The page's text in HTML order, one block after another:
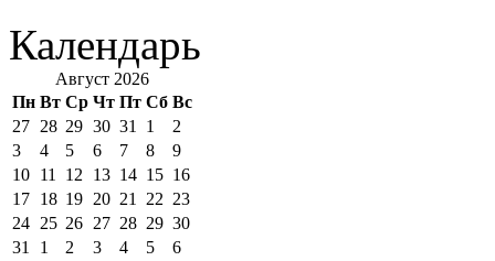
Календарь
Август 2026
Пн Вт Ср Чт Пт Сб Вс
27 28 29 30 31 1
2
3
4 5 6 7 8
9
10 11 12 13 14 15 16
17 18 19 20 21 22 23
24 25 26 27 28 29 30
31
1 2 3 4 5 6